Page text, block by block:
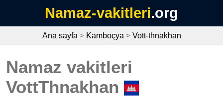
Namaz-vakitleri.org
Ana sayfa > Kamboçya > Vott-thnakhan
Namaz vakitleri
VottThnakhan